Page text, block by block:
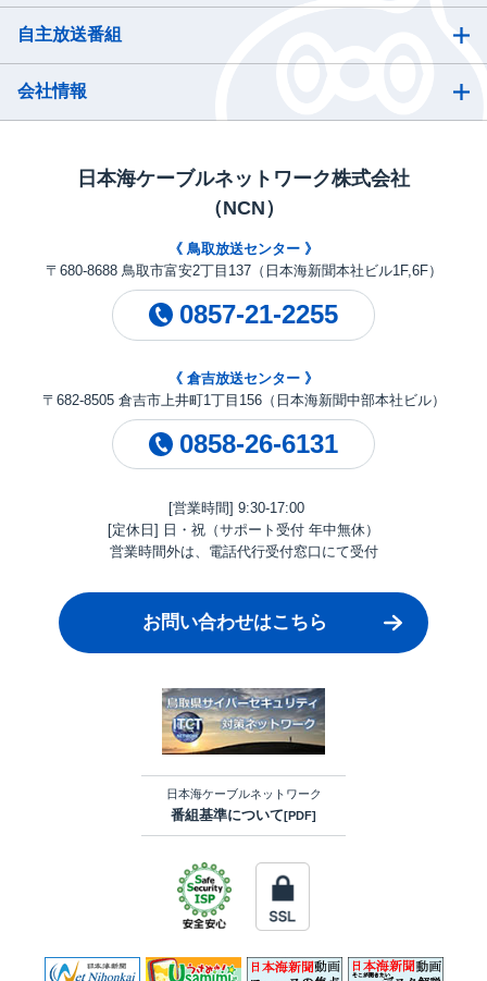
自主放送番組
会社情報
日本海ケーブルネットワーク株式会社
（NCN）
《 鳥取放送センター 》
〒680-8688 鳥取市富安2丁目137（日本海新聞本社ビル1F,6F）
0857-21-2255
《 倉吉放送センター 》
〒682-8505 倉吉市上井町1丁目156（日本海新聞中部本社ビル）
0858-26-6131
[営業時間] 9:30-17:00
[定休日] 日・祝（サポート受付 年中無休）
営業時間外は、電話代行受付窓口にて受付
お問い合わせはこちら
日本海ケーブルネットワーク
番組基準について[PDF]